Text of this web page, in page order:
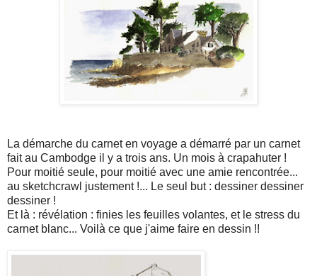
La démarche du carnet en voyage a démarré par un carnet
fait au Cambodge il y a trois ans. Un mois à crapahuter !
Pour moitié seule, pour moitié avec une amie rencontrée...
au sketchcrawl justement !... Le seul but : dessiner dessiner
dessiner !
Et là : révélation : finies les feuilles volantes, et le stress du
carnet blanc... Voilà ce que j'aime faire en dessin !!